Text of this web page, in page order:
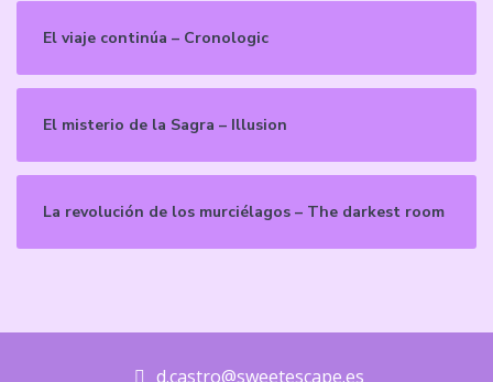
El viaje continúa – Cronologic
El misterio de la Sagra – Illusion
La revolución de los murciélagos – The darkest room
d.castro@sweetescape.es